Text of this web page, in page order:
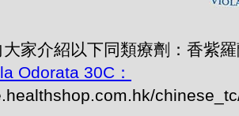
家介紹以下同類療劑：香紫
Odorata 30C：